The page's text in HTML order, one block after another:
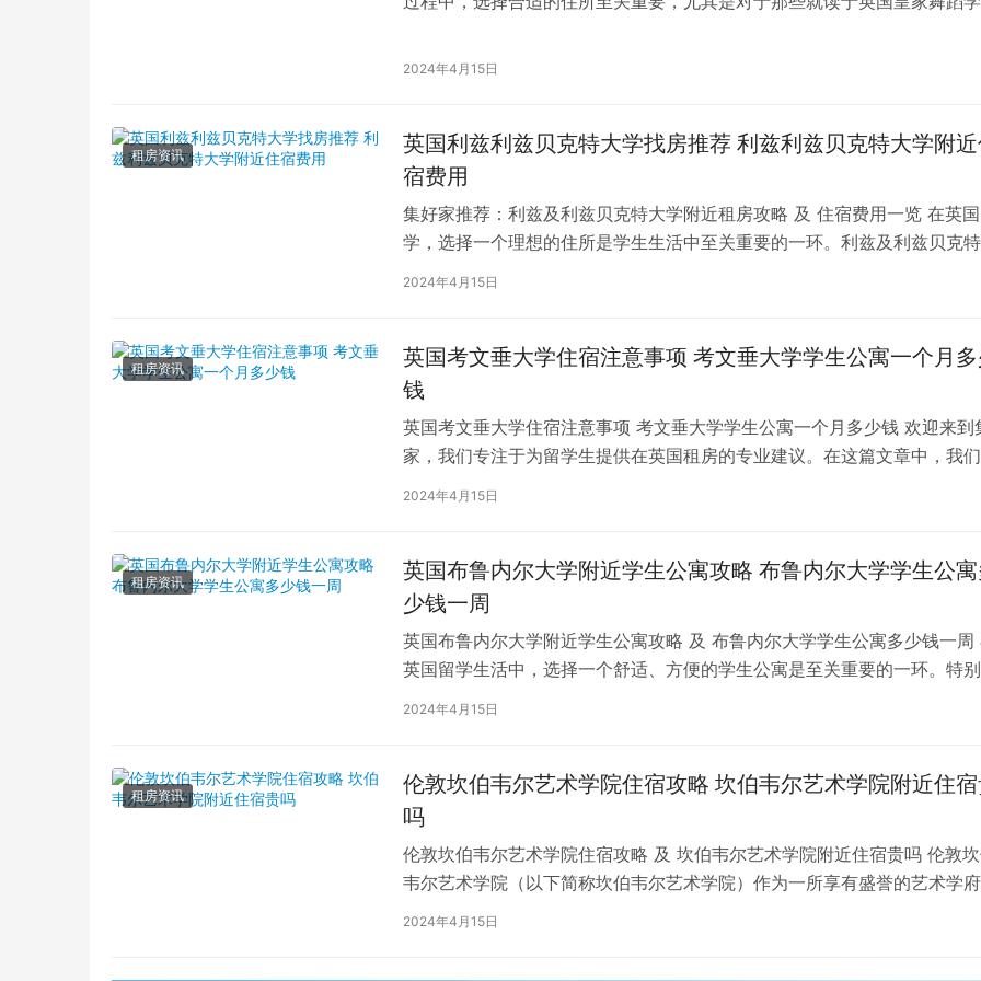
2024年4月15日
租房资讯
英国利兹利兹贝克特大学找房推荐 利兹利兹贝克特大学附
宿费用
集好家推荐：利兹及利兹贝克特大学附近租房攻略 及 住宿费用一览 在英
学，选择一个理想的住所是学生生活中至关重要的一环。利兹及利兹贝克特
学（以下简称利兹贝大）作为英国一所卓越的…
2024年4月15日
租房资讯
英国考文垂大学住宿注意事项 考文垂大学学生公寓一个月
钱
英国考文垂大学住宿注意事项 考文垂大学学生公寓一个月多少钱 欢迎来到
家，我们专注于为留学生提供在英国租房的专业建议。在这篇文章中，我们
深入探讨英国考文垂大学住宿的注意事项，以…
2024年4月15日
租房资讯
英国布鲁内尔大学附近学生公寓攻略 布鲁内尔大学学生公寓
少钱一周
英国布鲁内尔大学附近学生公寓攻略 及 布鲁内尔大学学生公寓多少钱一周
英国留学生活中，选择一个舒适、方便的学生公寓是至关重要的一环。特别
2024年4月15日
租房资讯
伦敦坎伯韦尔艺术学院住宿攻略 坎伯韦尔艺术学院附近住
吗
伦敦坎伯韦尔艺术学院住宿攻略 及 坎伯韦尔艺术学院附近住宿贵吗 伦敦
韦尔艺术学院（以下简称坎伯韦尔艺术学院）作为一所享有盛誉的艺术学府
吸引了全球各地的学子前来学习。而对于即将…
2024年4月15日